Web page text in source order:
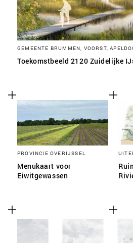
GEMEENTE BRUMMEN, VOORST,
Toekomstbeeld 2120 Zuidelijke
PROVINCIE OVERIJSSEL
Menukaart voor
Eiwitgewassen